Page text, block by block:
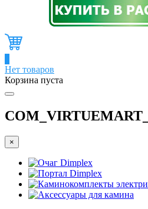
Нет товаров
Корзина пуста
×
Очаг Dimplex
Портал Dimplex
Каминокомплекты
Аксессуары для камина